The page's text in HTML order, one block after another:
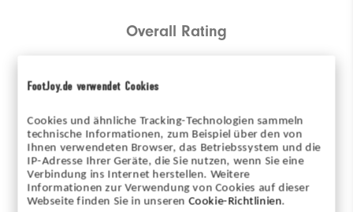
FootJoy.de verwendet Cookies
Cookies und ähnliche Tracking-Technologien sammeln
technische Informationen, zum Beispiel über den von
Ihnen verwendeten Browser, das Betriebssystem und die
IP-Adresse Ihrer Geräte, die Sie nutzen, wenn Sie eine
Verbindung ins Internet herstellen. Weitere
Informationen zur Verwendung von Cookies auf dieser
Webseite finden Sie in unserenCookie-Richtlinien.
Overall Rating
4.8/5
Based on 16 Review(s)
RÉDIGER UN AVIS